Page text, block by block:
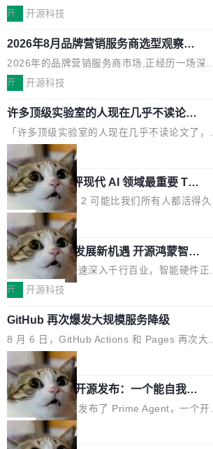
舰供电方案
继2026台北电脑展首度亮相后，技嘉科技近日
电源专为发烧级DIY主机与本地AI算力平台打
造，整机长度仅16厘米，提供1600W额定功率
与80PLUS钛金能效；支持ATX 3.1与PCIe 5.1
实时LCD监控屏，可充分满足当下高阶PC主机
的严苛使用需求。 澎湃功率，紧凑机身 钛金雕
600PG5 AI TOP具备强悍输出功率，同时实现
机身尺寸大幅精简。整机长度仅16厘米，属于
功率段机身尺寸十分紧凑的1600W电源产品。
巧机身有效提升市面主流标准A...
开 开源科技
2026年8月品牌营销服务商选型观察：
从流量思维到品牌资产思维的范式转移
2026年的品牌营销服务商市场,正经历一场深刻
的价值重构。全球全案品牌代理机构市场从
复合增长率达5.44%,预计2032年将突破120亿
元。数字广告与公共关系相关服务市场更是从
25年的8463亿美元扩张至2026年的8763亿美
元。数字的背后是一个清晰的事实——品牌对
业化营销服务的需求从未如此迫切。 但市场扩
的同时,服务商的竞争逻辑正在改变。2026年
Agency年度合辑的观察指出,“产品”这个离消费
者最近的载体,在整个品牌营销层面的权重显著
高了。全域营销服务商的竞争正在从规模转向
度,案例厚度、全域覆盖、多线协同...
开 开源科技
许多顶级实验室的人现在几乎不读论文
了
「许多顶级实验室的人现在几乎不读论文了，
且他们认为 ICLR/ICML/NeurIPS 充斥着大量
度宣传和欺诈。」 OpenAI 研究员 Keller
n 这条推文引发了广泛讨论。他不是在说风凉
话，他是说出了一个圈内人尽皆知但很少公开
破的事实。 Jordan 随后补充了一句软化声明：
「我不认为这些会议上大部分论文都在过度宣
或造假。问题是，作为读者，如果你筛选出那
看起来最令人兴奋的论文，那它们大部分都是
度宣传的。」 这才是真正的痛点。不是所有论
都有问题，是最吸引眼球的那批论文最有问题
他引用的帖子来自 Mathew Shen，一位 ICLR
026 的读者：「看了篇 ...
局
xAI 前工程师评现代 AI 领域最重要 Top
3 开源项目
Flash Attention 2 可能比我们所有人都活得久
这句话不是来自某个技术博客，而是出自 Hieu
Pham 的一条推文。Hieu Pham 是谁？他是
的早期工程师之一，在 Grok 训练基础设施团队
工作过。近日他在 X 上发了一条帖子，列出了
认为现代 AI 领域最重要的三个开源项目。 第一
理由很具体。FA 系列不需要解释，但 FA2 是他
认为最重要的一个——复杂度恰到好处，刚好
驱动你去学 CuTe，但还没被那些"邪恶的"
er++ 优化所淹没，足够容易修改和适配。 更关
键的是 FA2 的持久性...
局
共商智能硬件发展新机遇 开源鸿蒙智能
硬件开发者日杭州站即将举行
随着万物智联加速深入千行百业，智能硬件正
单点设备迈向智能化、网联化、协同化发展。
鸿蒙通过统一技术底座和分布式能力，为不同
型智能设备的开发、连接与互联提供关键支撑
也为产业链企业探索产品创新与商业增长打开
的空间。 8月14日，开源鸿蒙智能硬件开发者
（OHDD：OpenHarmony Hardware
r Day）将在杭州启航。活动面向智能硬件产业
链企业和开发者，邀请行业专家与资深技术顾
问，围绕开源鸿蒙技术能力、设备适配、芯片
开 开源科技
GitHub 再次爆发大规模服务降级
8 月 6 日，GitHub Actions 和 Pages 再次大
模服务降级，Actions 完全不可用超过 5 小时，
webhook 停发，连自托管 runner 也因调度层
障无法工作。Pages、Copilot code review、C
opilot coding agent 全部受影响。从检测到完
恢复，大约 12 小时。 这是 2026 年 8 月的第
起事故，其中四起与 AI/Copilot 服务相关。 Git
局
Prime Agent 开源发布：一个能自我改
进的编程 Agent，ARC-AGI 3 超越人类
专家基线
Prime Intellect 发布了 Prime Agent，一个开
的编程 Agent Harness，核心设计围绕两个抽
象：Recursive Language Model（RLM）和
局